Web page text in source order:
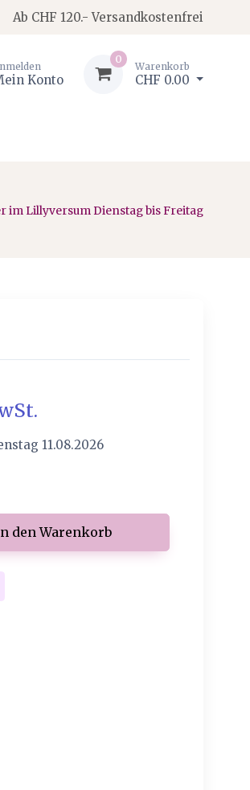
Ab CHF 120.- Versandkostenfrei
Konto
0
Warenkorb
CHF 0.00
im Lillyversum Dienstag bis Freitag
11.08.2026
den Warenkorb